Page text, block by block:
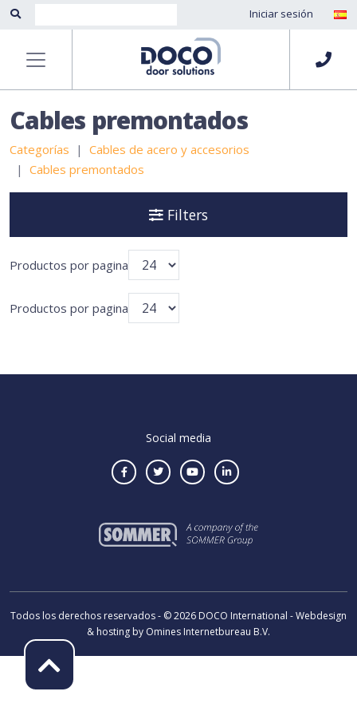
Iniciar sesión
Cables premontados
Categorías
Cables de acero y accesorios
Cables premontados
Filters
Productos por pagina
Productos por pagina
Social media
Todos los derechos reservados - © 2026 DOCO International - Webdesign
& hosting by Omines Internetbureau B.V.